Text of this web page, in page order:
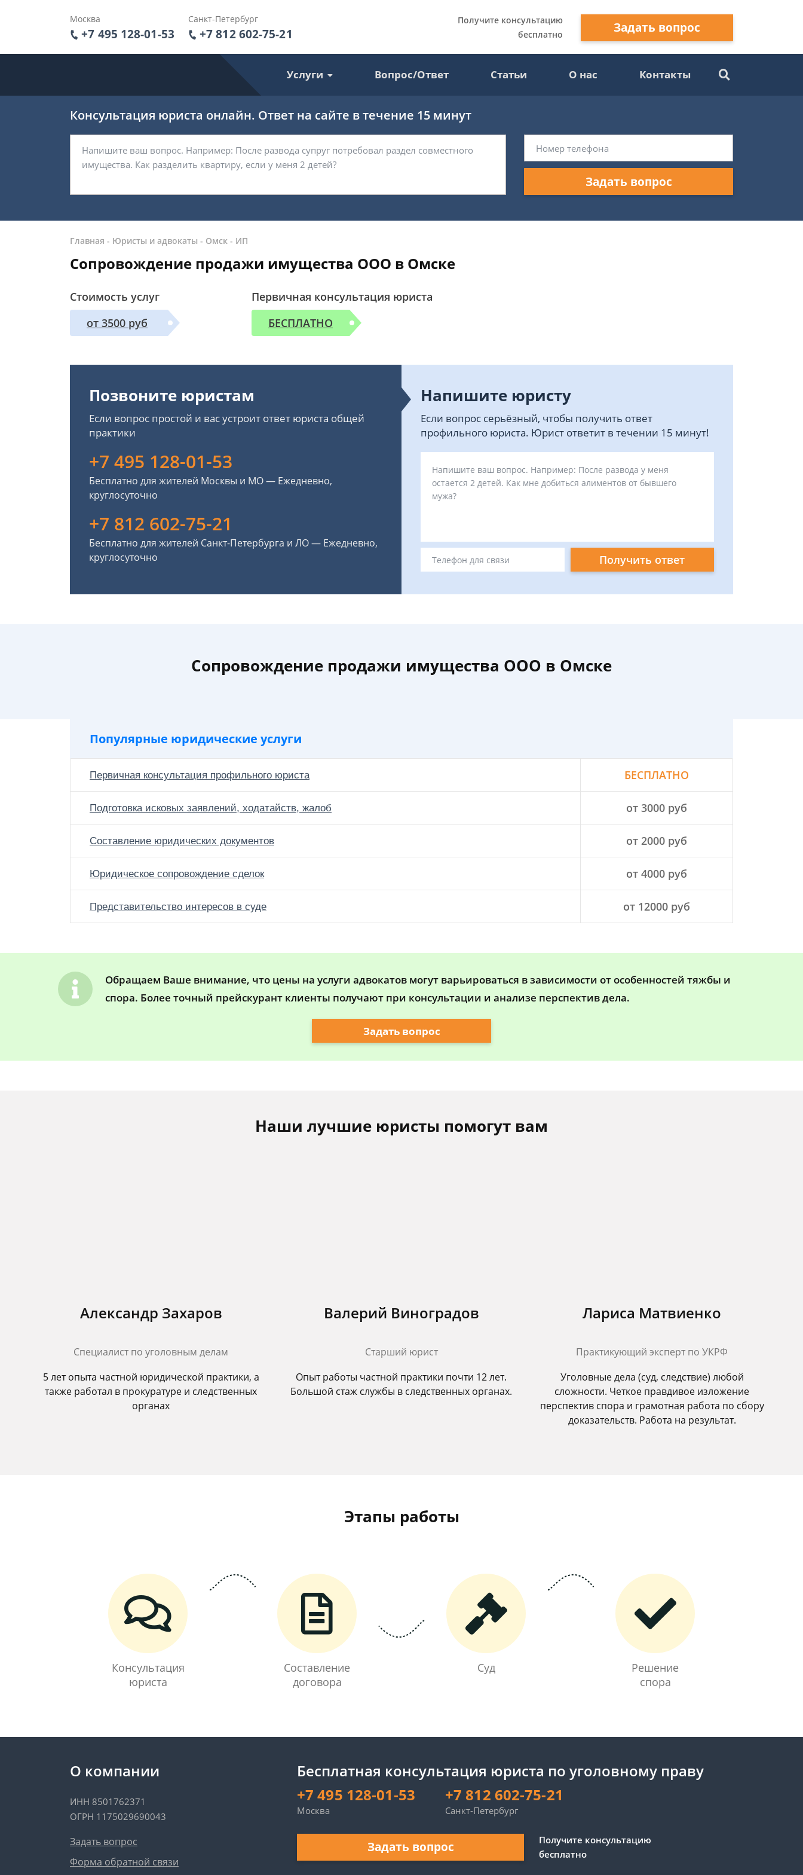
Москва
+7 495 128-01-53
Санкт-Петербург
+7 812 602-75-21
Получите консультацию
бесплатно
Задать вопрос
Услуги Вопрос/Ответ Статьи О нас Контакты
Консультация юриста онлайн. Ответ на сайте в течение 15 минут
Задать вопрос
Главная - Юристы и адвокаты - Омск - ИП
Сопровождение продажи имущества ООО в Омске
Стоимость услуг
от 3500 руб
Первичная консультация юриста
БЕСПЛАТНО
Позвоните юристам
Если вопрос простой и вас устроит ответ юриста общей
практики
+7 495 128-01-53
Бесплатно для жителей Москвы и МО — Ежедневно,
круглосуточно
+7 812 602-75-21
Бесплатно для жителей Санкт-Петербурга и ЛО — Ежедневно,
круглосуточно
Напишите юристу
Если вопрос серьёзный, чтобы получить ответ
профильного юриста. Юрист ответит в течении 15 минут!
Получить ответ
Сопровождение продажи имущества ООО в Омске
Популярные юридические услуги
Первичная консультация профильного юриста БЕСПЛАТНО
Подготовка исковых заявлений, ходатайств, жалоб от 3000 руб
Составление юридических документов от 2000 руб
Юридическое сопровождение сделок от 4000 руб
Представительство интересов в суде от 12000 руб
Обращаем Ваше внимание, что цены на услуги адвокатов могут варьироваться в зависимости от особенностей тяжбы и
спора. Более точный прейскурант клиенты получают при консультации и анализе перспектив дела.
Задать вопрос
Наши лучшие юристы помогут вам
Александр Захаров
Специалист по уголовным делам
5 лет опыта частной юридической практики, а
также работал в прокуратуре и следственных
органах
Валерий Виноградов
Старший юрист
Опыт работы частной практики почти 12 лет.
Большой стаж службы в следственных органах.
Лариса Матвиенко
Практикующий эксперт по УКРФ
Уголовные дела (суд, следствие) любой
сложности. Четкое правдивое изложение
перспектив спора и грамотная работа по сбору
доказательств. Работа на результат.
Этапы работы
Консультация
юриста
Составление
договора
Суд
Решение
спора
О компании
ИНН 8501762371
ОГРН 1175029690043
Задать вопрос
Форма обратной связи
Бесплатная консультация юриста по уголовному праву
+7 495 128-01-53
Москва
+7 812 602-75-21
Санкт-Петербург
Задать вопрос
Получите консультацию
бесплатно